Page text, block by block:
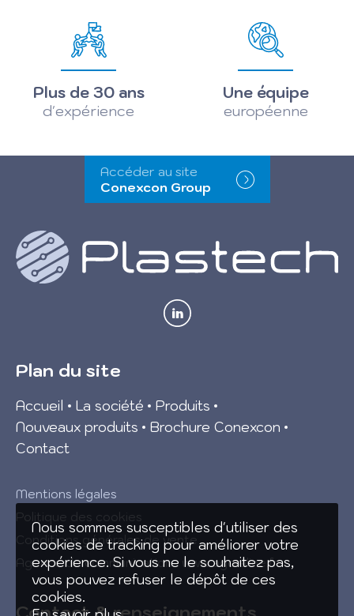
Nous sommes susceptibles d'utiliser des
cookies de tracking pour améliorer votre
expérience. Si vous ne le souhaitez pas,
vous pouvez refuser le dépôt de ces
cookies.
Plus de 30 ans
d'expérience
Une équipe
européenne
Accéder au site
Conexcon Group
Plan du site
Accueil La société
Produits
Nouveaux produits
Brochure Conexcon
Contact
Mentions légales
Politique des cookies
Conditions générales de vente
Agence de communication : www.agoraline.fr